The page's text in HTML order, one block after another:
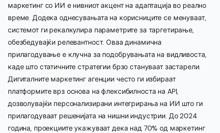
маркетинг со ИИ е нивниот акцент на адаптација во реално
време. Додека однесувањата на корисниците се менуваат,
системот ги рекалкулира параметрите за таргетирање,
обезбедувајќи релевантност. Оваа динамична
прилагодување е клучна за подобрувањата на видливоста,
каде што статичните стратегии брзо стануваат застарели.
Дигиталните маркетинг агенции често ги избираат
платформите врз основа на флексибилноста на API,
дозволувајќи персонализирани интегрирања на ИИ што ги
прилагодуваат решенијата на нишни индустрии. До 2024
година, проекциите укажуваат дека над 70% од маркетинг